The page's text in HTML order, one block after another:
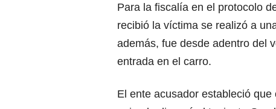
Para la fiscalía en el protocolo
recibió la víctima se realizó a
además, fue desde adentro del
entrada en el carro.
El ente acusador estableció